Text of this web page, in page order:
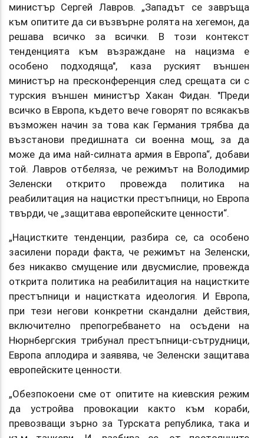
министър Сергей Лавров. „Западът се завръща
към опитите да си възвърне ролята на хегемон, да
решава всичко за всички. В този контекст
тенденцията към възраждане на нацизма е
особено подходяща", каза руският външен
министър на пресконференция след срещата си с
турския външен министър Хакан Фидан. "Преди
всичко в Европа, където вече говорят по всякакъв
възможен начин за това как Германия трябва да
възстанови предишната си военна мощ, за да
може да има най-силната армия в Европа“, добави
той. Лавров отбеляза, че режимът на Володимир
Зеленски открито провежда политика на
реабилитация на нацистки престъпници, но Европа
твърди, че „защитава европейските ценности“.
„Нацистките тенденции, разбира се, са особено
засилени поради факта, че режимът на Зеленски,
без никакво смущение или двусмислие, провежда
открита политика на реабилитация на нацистките
престъпници и нацистката идеология. И Европа,
при тези негови конкретни скандални действия,
включително препогребването на осъдени на
Нюрнбергския трибунал престъпници-сътрудници,
Европа аплодира и заявява, че Зеленски защитава
европейските ценности.
„Обезпокоени сме от опитите на киевския режим
да устройва провокации както към кораби,
превозващи зърно за Турската република, така и